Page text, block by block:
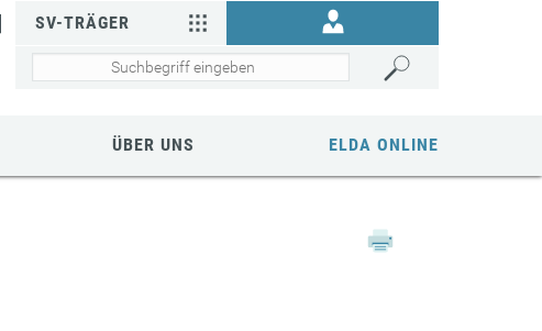
SV-TRÄGER
ÜBER UNS ELDA ONLINE